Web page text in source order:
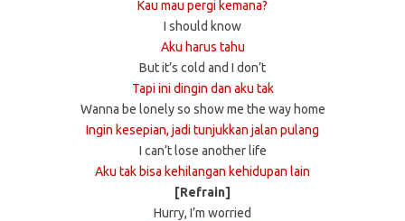
Kau mau pergi kemana?
I should know
Aku harus tahu
But it’s cold and I don’t
Tapi ini dingin dan aku tak
Wanna be lonely so show me the way home
Ingin kesepian, jadi tunjukkan jalan pulang
I can’t lose another life
Aku tak bisa kehilangan kehidupan lain
[Refrain]
Hurry, I’m worried